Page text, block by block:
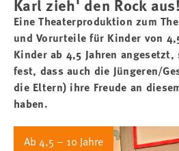
Karl zieh' den Rock aus!
Eine Theaterproduktion zum
und Vorurteile für Kinder von
Kinder ab 4,5 Jahren
fest, dass auch die Jüngeren/
die Eltern) ihre Freude an
haben.
Ab 4,5 – 10 Jahre